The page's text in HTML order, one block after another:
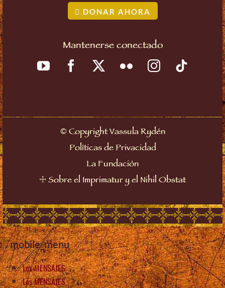
DONAR AHORA
Mantenerse conectado
©Copyright Vassula Rydén
Políticas de Privacidad
La Fundación
☩ Sobre el Imprimatur y el Nihil Obstat
mobile_menu
Los MENSAJES
Los MENSAJES